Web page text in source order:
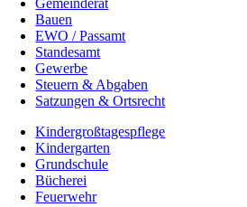
Bauen
EWO / Passamt
Standesamt
Gewerbe
Steuern & Abgaben
Satzungen & Ortsrecht
Kindergroßtagespflege
Kindergarten
Grundschule
Bücherei
Feuerwehr